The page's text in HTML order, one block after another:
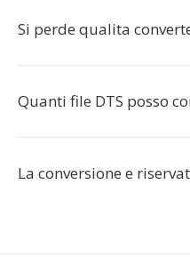
Si perde qualita
Quanti file DTS posso
La conversione e